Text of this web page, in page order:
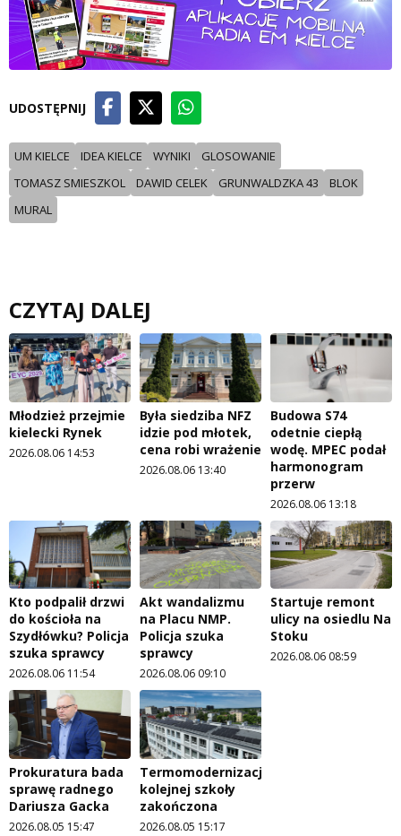
UDOSTĘPNIJ
UM KIELCE IDEA KIELCE WYNIKI
GLOSOWANIE
TOMASZ SMIESZKOL
DAWID CELEK GRUNWALDZKA 43
BLOK
MURAL
CZYTAJ DALEJ
Młodzież przejmie
kielecki Rynek
2026.08.06 14:53
Była siedziba NFZ
idzie pod młotek,
cena robi wrażenie
2026.08.06 13:40
Budowa S74
odetnie ciepłą
wodę. MPEC podał
harmonogram
przerw
2026.08.06 13:18
Kto podpalił drzwi
do kościoła na
Szydłówku? Policja
szuka sprawcy
2026.08.06 11:54
Akt wandalizmu
na Placu NMP.
Policja szuka
sprawcy
2026.08.06 09:10
Startuje remont
ulicy na osiedlu Na
Stoku
2026.08.06 08:59
Prokuratura bada
sprawę radnego
Dariusza Gacka
2026.08.05 15:47
Termomodernizacja
kolejnej szkoły
zakończona
2026.08.05 15:17